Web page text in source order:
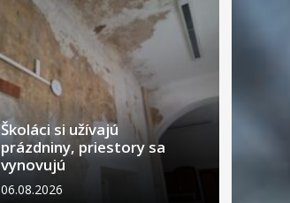
Školáci si užívajú
prázdniny, priestory sa
vynovujú
06.08.2026